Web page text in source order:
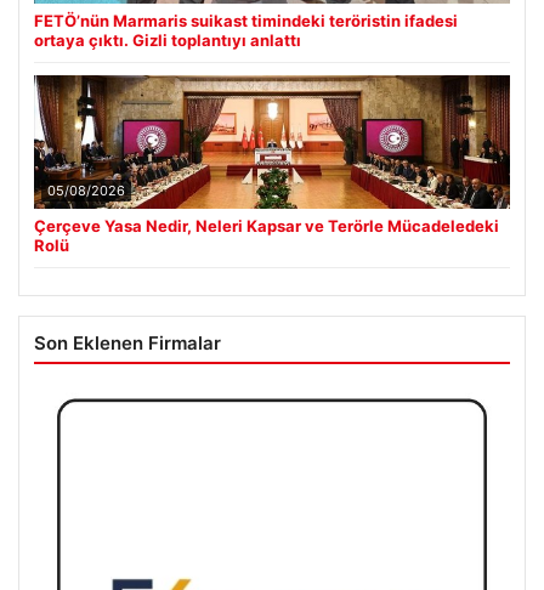
FETÖ’nün Marmaris suikast timindeki teröristin ifadesi
ortaya çıktı. Gizli toplantıyı anlattı
05/08/2026
Çerçeve Yasa Nedir, Neleri Kapsar ve Terörle Mücadeledeki
Rolü
Son Eklenen Firmalar